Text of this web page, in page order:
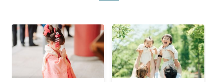
丁寧なレタッチで思い出を美しく仕上げます
撮影後は、独自の編集技術で写真の明るさや色合いを丁寧に調
整。自然な雰囲気を残しつつも、おしゃれで洗練された仕上がり
に。きっと「こんな写真を撮ってほしかった！」と思える一枚に